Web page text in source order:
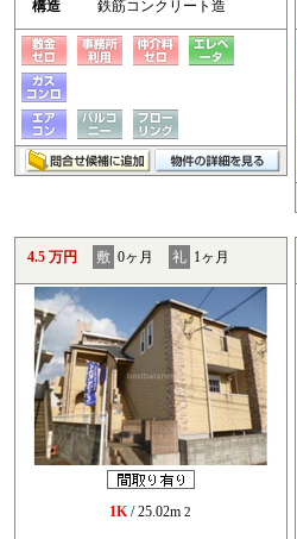
構造
鉄筋コンクリート造
4.5 万円 敷 0ヶ月 礼 1ヶ月
1K/ 25.02m 2